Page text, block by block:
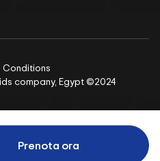
Prenota ora
company, Egypt ©2024
Conditions